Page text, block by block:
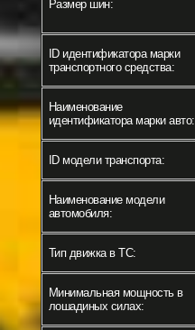
Размер шин:
ID идентификатора марки
транспортного средства:
Наименование
идентификатора марки авто:
ID модели транспорта:
Наименование модели
автомобиля:
Тип движка в ТС:
Минимальная мощность в
лошадиных силах: